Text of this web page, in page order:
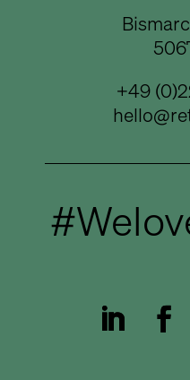
+49